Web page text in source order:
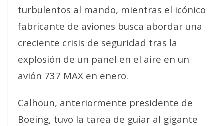
turbulentos al mando, mientras el icónico
fabricante de aviones busca abordar una
creciente crisis de seguridad tras la
explosión de un panel en el aire en un
avión 737 MAX en enero.
Calhoun, anteriormente presidente de
Boeing, tuvo la tarea de guiar al gigante